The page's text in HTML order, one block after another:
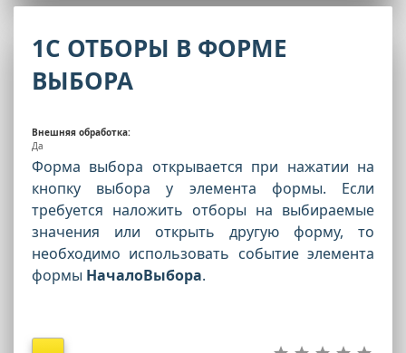
1С ОТБОРЫ В ФОРМЕ
ВЫБОРА
Внешняя обработка:
Да
Форма выбора открывается при нажатии на
кнопку выбора у элемента формы. Если
требуется наложить отборы на выбираемые
значения или открыть другую форму, то
необходимо использовать событие элемента
формы НачалоВыбора.